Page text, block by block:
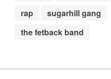
rap
sugarhill gang
the fetback band